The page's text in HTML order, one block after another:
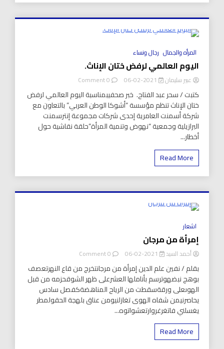
..بدء
فعاليات
“استراتيجية
الصناعي
في
مصر”
المرأه والجمال رجال ونساء
اليوم العالمي لرفض ختان الإناث.
عبير سليمان 0 Comment
العالمي
لرفض
ختان
الإناث.
كتبت / سحر عبد الفتاح. خبر صحفيبمناسبة اليوم العالمي لرفض
ختان الإناث تنظم مؤسسة “أشوكا الوطن العربي” بالتعاون مع
شركة أسمنت العامرية إحدى شركات مجموعة إنترسمنت
البرازيلية وجمعية “نهوض وتنمية المرأة”حلقة نقاشية حول
أخطار...
Read More
اشعار
إمرأة من مرجان
أحمد السيد 0 Comment
من
مرجان
بقلم / نفين علم الدين إمرأة من مرجانتخرج من قاع النهرتعصف
بوهج نبضهوترسم بأناملها العشرعلى ظهر الشوقحزمه من قبل
الهوىعلى ورقةسقطت من الرياح المناهضةكفصل سادس
يحاصرنيمن شفاه الهوى تغازلنيومن عناق بلهجة الحقولمطر
يغسلني فاتغرغروارتعشواتوه...
Read More